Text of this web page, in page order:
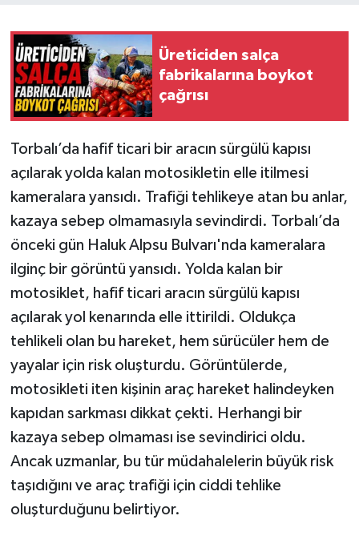
Üreticiden salça
fabrikalarına boykot
çağrısı
Torbalı’da hafif ticari bir aracın sürgülü kapısı
açılarak yolda kalan motosikletin elle itilmesi
kameralara yansıdı. Trafiği tehlikeye atan bu anlar,
kazaya sebep olmamasıyla sevindirdi. Torbalı’da
önceki gün Haluk Alpsu Bulvarı'nda kameralara
ilginç bir görüntü yansıdı. Yolda kalan bir
motosiklet, hafif ticari aracın sürgülü kapısı
açılarak yol kenarında elle ittirildi. Oldukça
tehlikeli olan bu hareket, hem sürücüler hem de
yayalar için risk oluşturdu. Görüntülerde,
motosikleti iten kişinin araç hareket halindeyken
kapıdan sarkması dikkat çekti. Herhangi bir
kazaya sebep olmaması ise sevindirici oldu.
Ancak uzmanlar, bu tür müdahalelerin büyük risk
taşıdığını ve araç trafiği için ciddi tehlike
oluşturduğunu belirtiyor.